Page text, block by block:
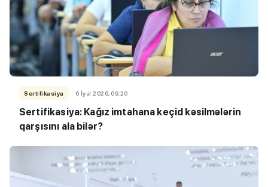
Sertifikasiya 6 İyul 2026, 09:20
Sertifikasiya: Kağız imtahana keçid kəsilmələrin
qarşısını ala bilər?